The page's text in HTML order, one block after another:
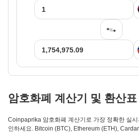
암호화폐 계산기 및 환산표
Coinpaprika 암호화폐 계산기로 가장 정확한 실
인하세요. Bitcoin (BTC), Ethereum (ETH),